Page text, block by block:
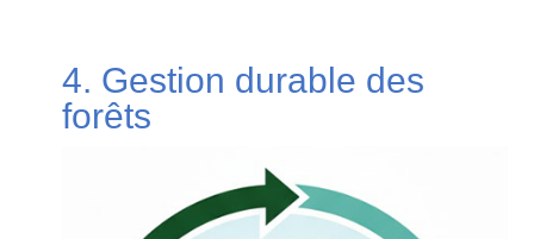
4. Gestion durable des
forêts